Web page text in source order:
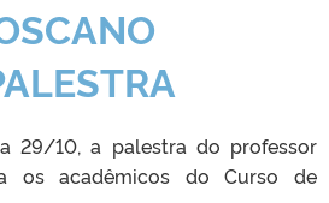
29/10, a palestra do professor
os acadêmicos do Curso de